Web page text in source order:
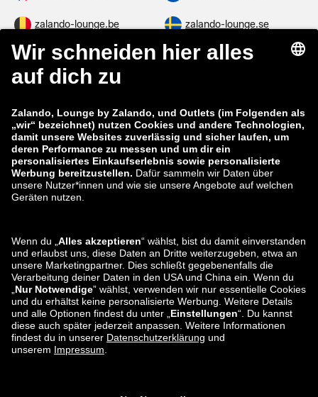
zalando-lounge.be zalando-lounge.se
zalando-lounge.fi zalando-lounge.dk
zalando-lounge.co.uk
zalando-prive.es zalando-lounge.cz
zalando-lounge.lt zalando-lounge.sk
zalando-lounge.ro zalando-lounge.hr
zalando-lounge.lu zalando-lounge.ee
zalando-lounge.lv zalando-lounge.no
Sie finden uns
auch bei